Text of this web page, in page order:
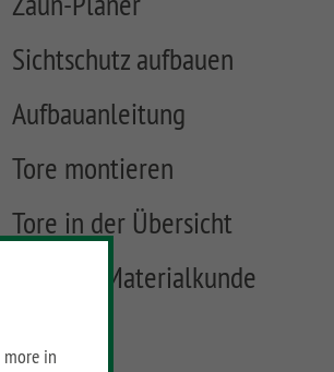
more in
Sichtschutz aufbauen
Aufbauanleitung
Tore montieren
Tore in der Übersicht
Keramik Materialkunde